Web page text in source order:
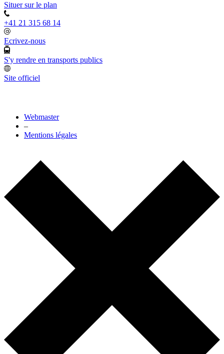
Situer sur le plan
+41 21 315 68 14
Ecrivez-nous
S'y rendre en transports publics
Site officiel
Webmaster
–
Mentions légales